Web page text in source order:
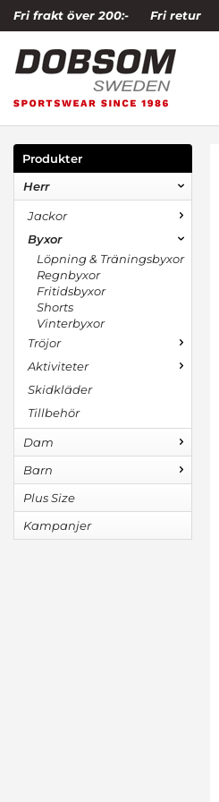
Fri frakt över 200:- Fri retur
Produkter
Herr
Jackor
Byxor
Löpning & Träningsbyxor
Regnbyxor
Fritidsbyxor
Shorts
Vinterbyxor
Tröjor
Aktiviteter
Skidkläder
Tillbehör
Dam
Barn
Plus Size
Kampanjer